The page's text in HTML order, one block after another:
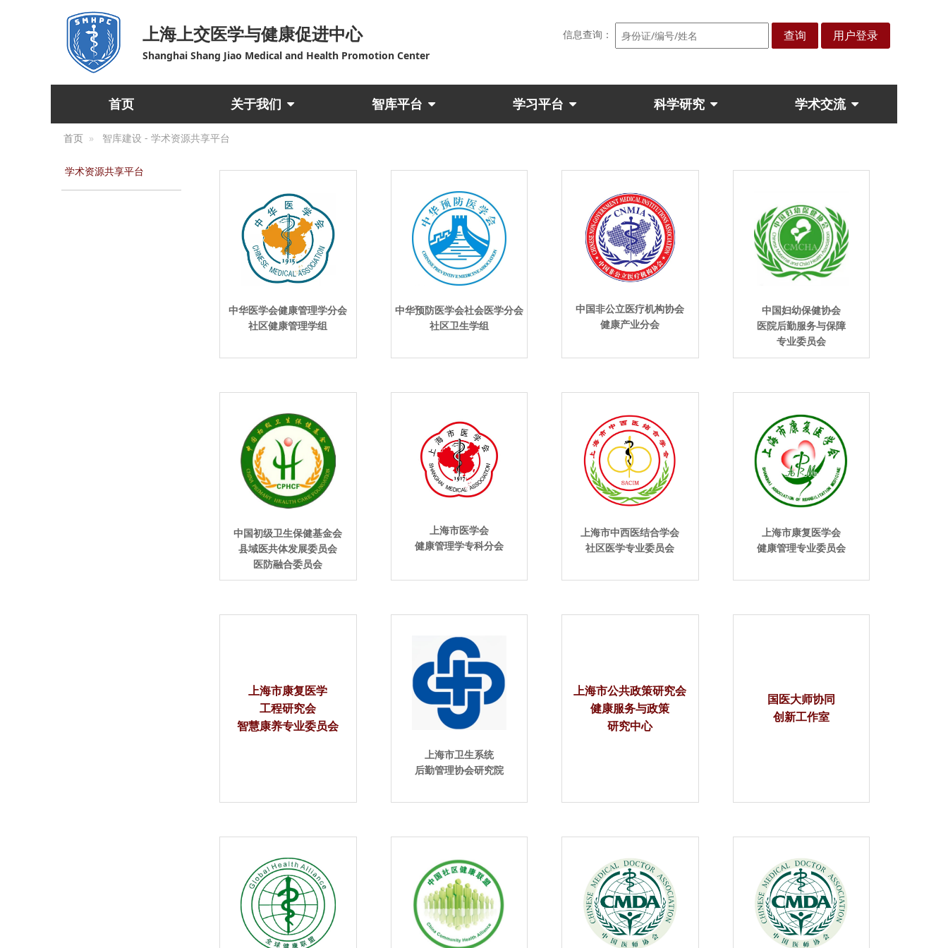
上海上交医学与健康促进中心
Shanghai Shang Jiao Medical and Health Promotion Center
用户登录
信息查询： 查询
首页 关于我们 智库平台 学习平台 科学研究 学术交流
首页 智库建设 - 学术资源共享平台
学术资源共享平台
中华医学会健康管理学分会
社区健康管理学组
中华预防医学会社会医学分会
社区卫生学组
中国非公立医疗机构协会
健康产业分会
中国妇幼保健协会
医院后勤服务与保障
专业委员会
中国初级卫生保健基金会
县域医共体发展委员会
医防融合委员会
上海市医学会
健康管理学专科分会
上海市中西医结合学会
社区医学专业委员会
上海市康复医学会
健康管理专业委员会
上海市康复医学
工程研究会
智慧康养专业委员会
上海市卫生系统
后勤管理协会研究院
上海市公共政策研究会
健康服务与政策
研究中心
国医大师协同
创新工作室